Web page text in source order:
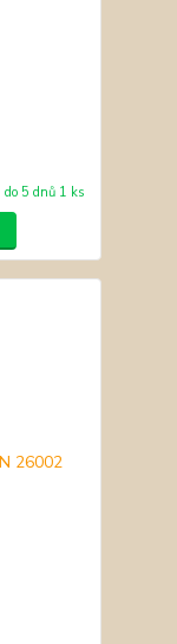
do 5 dnů 1 ks